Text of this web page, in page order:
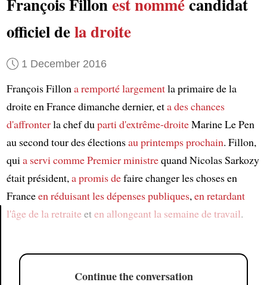
officiel dela droite
1 December 2016
François Fillona remportélargementla primaire de la
droite en France dimanche dernier, eta des chances
d'affronterla chef duparti d'extrême-droiteMarine Le Pen
au second tour des électionsau printemps prochain. Fillon,
quia servi commePremier ministrequand Nicolas Sarkozy
était président,a promis defaire changer les choses en
Franceen réduisant les dépenses publiques,en retardant
l'âge de la retraiteeten allongeant la semaine de travail.
Continue the conversation